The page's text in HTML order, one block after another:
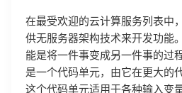
在最受欢迎的云计算服务列表中
供无服务器架构技术来开发功能
能是将一件事变成另一件事的过
是一个代码单元，由它在更大的
这个代码单元适用于各种输入变